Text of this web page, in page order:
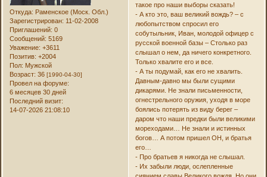
Откуда: Раменское (Моск. Обл.)
Зарегистрирован: 11-02-2008
Приглашений: 0
Сообщений: 5169
Уважение: +3611
Позитив: +2004
Пол: Мужской
Возраст: 36[1990-04-30]
Провел на форуме:
6 месяцев 30 дней
Последний визит:
14-07-2026 21:08:10
такое про наши выборы сказать!
- А кто это, ваш великий вождь? – с
любопытством спросил его
собутыльник, Иван, молодой офицер с
русской военной базы – Столько раз
слышал о нем, да ничего конкретного.
Только хвалите его и все.
- А ты подумай, как его не хвалить.
Давным-давно мы были сущими
дикарями. Не знали письменности,
огнестрельного оружия, уходя в море
боялись потерять из виду берег –
даром что наши предки были великими
мореходами… Не знали и истинных
богов… А потом пришел ОН, и братья
его…
- Про братьев я никогда не слышал.
- Их забыли люди, ослепленные